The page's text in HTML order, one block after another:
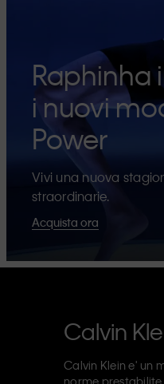
Raphinha
i nuovi
Power
Vivi una nuova
straordinarie.
Acquista ora
Calvin
Calvin Klein e' un
norme